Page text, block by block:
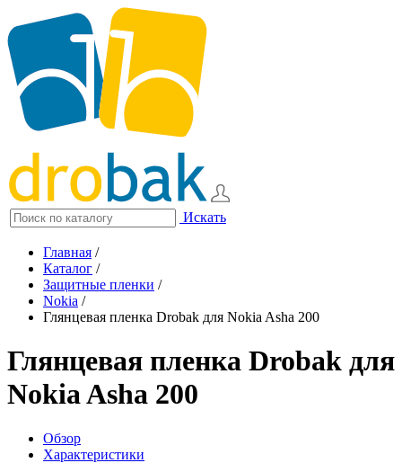
Искать
Главная /
Каталог /
Защитные пленки /
Nokia /
Глянцевая пленка Drobak для Nokia Asha 200
Глянцевая пленка Drobak для
Nokia Asha 200
Обзор
Характеристики